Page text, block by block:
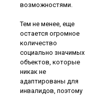
возможностями.
Тем не менее, еще
остается огромное
количество
социально значимых
объектов, которые
никак не
адаптированы для
инвалидов, поэтому